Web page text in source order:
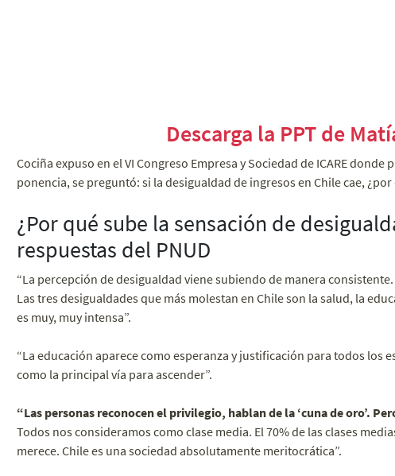
Descarga la PPT de
Cociña expuso en el VI Congreso Empresa y Sociedad de ICARE
ponencia, se preguntó: si la desigualdad de ingresos en Chile cae,
¿Por qué sube la sensación de
respuestas del PNUD
“La percepción de desigualdad viene subiendo de manera consistente.
Las tres desigualdades que más molestan en Chile son la salud, la
es muy, muy intensa”.
“La educación aparece como esperanza y justificación para todos los
como la principal vía para ascender”.
“Las personas reconocen el privilegio, hablan de la ‘cuna de oro’.
Todos nos consideramos como clase media. El 70% de las clases
merece. Chile es una sociedad absolutamente meritocrática”.